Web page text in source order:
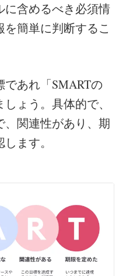
含めるべき必須情
簡単に判断するこ
であれ「SMARTの
ょう。具体的で、
関連性があり、期
ます。